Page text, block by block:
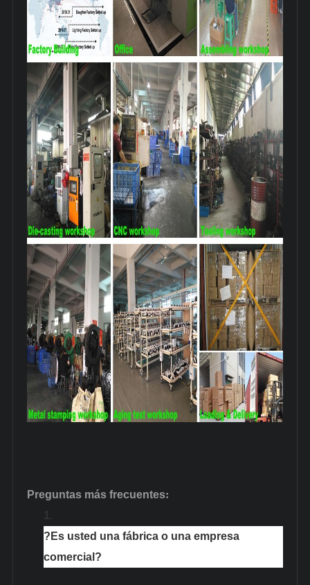
Preguntas más frecuentes:
?Es usted una fábrica o una empresa
comercial?